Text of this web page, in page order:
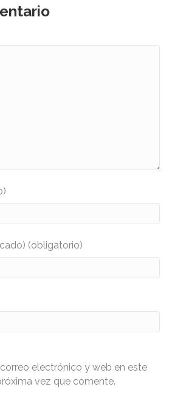
(obligatorio)
electrónico y web en este
vez que comente.